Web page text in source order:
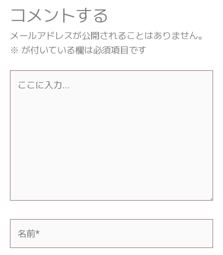
コメントする
メールアドレスが公開されることはありません。
※ が付いている欄は必須項目です
前